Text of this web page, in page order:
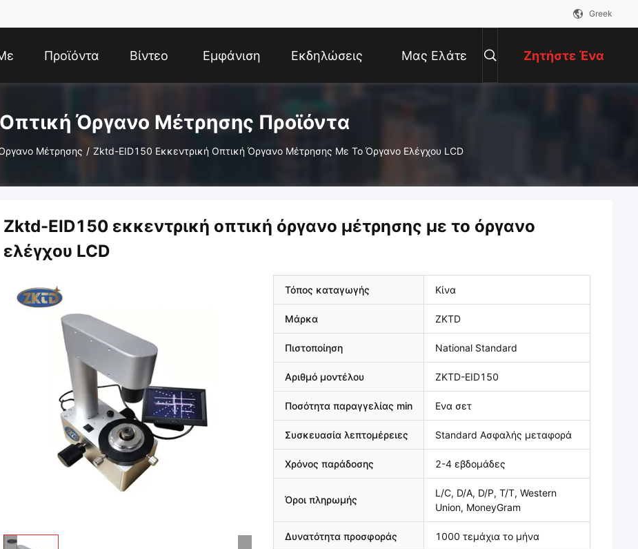
Greek
Προϊόντα Βίντεο Εμφάνιση Εκδηλώσεις Μας Ελάτε Ζητήστε Ένα
Οπτική Όργανο Μέτρησης Προϊόντα
Μέτρησης / Zktd-EID150 Εκκεντρική Οπτική Όργανο Μέτρησης Με Το Όργανο Ελέγχου LCD
Zktd-EID150 εκκεντρική οπτική όργανο μέτρησης με το όργανο
ελέγχου LCD
Τόπος καταγωγής Κίνα
Μάρκα ZKTD
Πιστοποίηση National Standard
Αριθμό μοντέλου ZKTD-EID150
Ποσότητα παραγγελίας min Ενα σετ
Συσκευασία λεπτομέρειες Standard Ασφαλής μεταφορά
Χρόνος παράδοσης 2-4 εβδομάδες
Όροι πληρωμής
L/C, D/A, D/P, T/T, Western
Union, MoneyGram
Δυνατότητα προσφοράς 1000 τεμάχια το μήνα